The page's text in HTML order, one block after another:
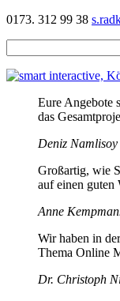
0173. 312 99 38
Eure Angebote
das
Deniz Namlisoy
Großartig, wie
auf einen guten
Anne
Wir haben in
Thema Online
Dr. Christoph